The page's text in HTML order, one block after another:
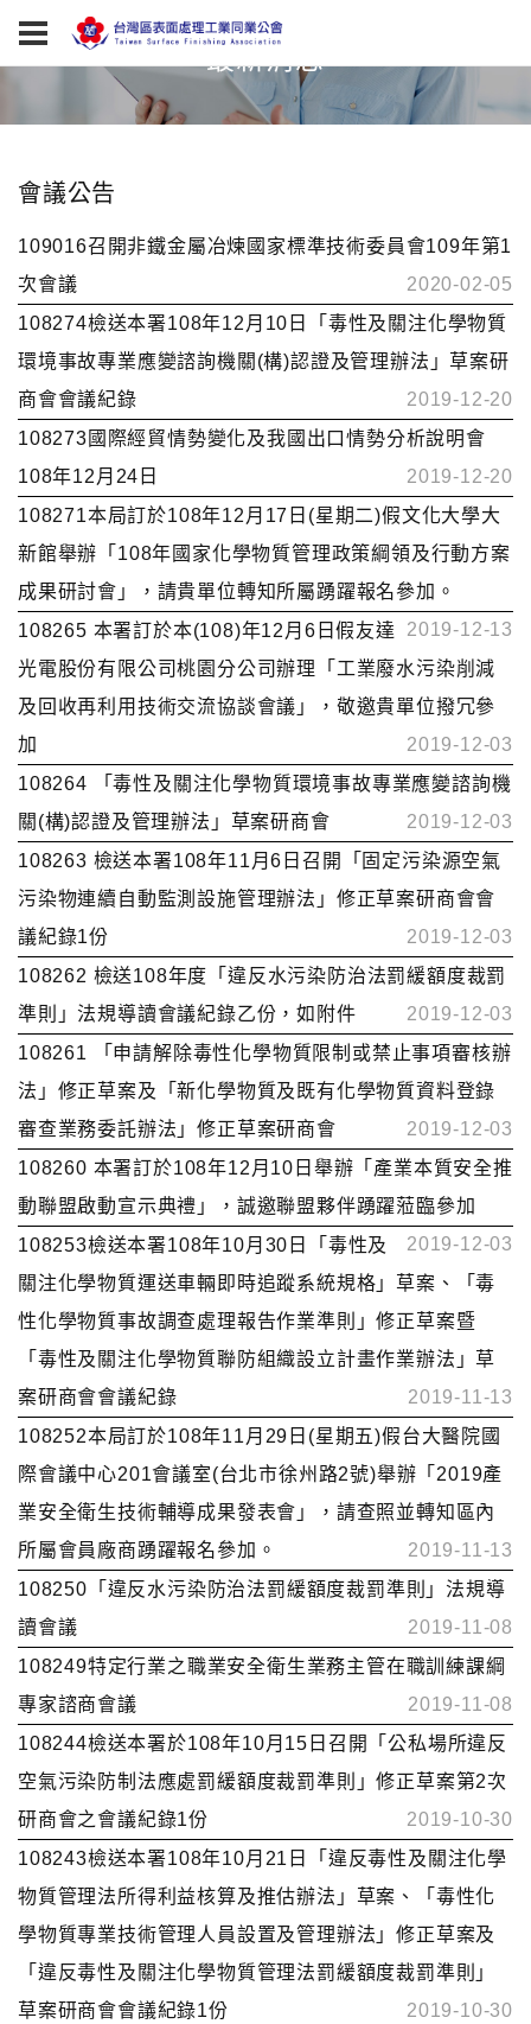
最新消息
會議公告
109016召開非鐵金屬冶煉國家標準技術委員會109年第1
次會議
2020-02-05
108274檢送本署108年12月10日「毒性及關注化學物質
環境事故專業應變諮詢機關(構)認證及管理辦法」草案研
商會會議紀錄
2019-12-20
108273國際經貿情勢變化及我國出口情勢分析說明會
108年12月24日
2019-12-20
108271本局訂於108年12月17日(星期二)假文化大學大
新館舉辦「108年國家化學物質管理政策綱領及行動方案
成果研討會」，請貴單位轉知所屬踴躍報名參加。
2019-12-13
108265 本署訂於本(108)年12月6日假友達
光電股份有限公司桃園分公司辦理「工業廢水污染削減
及回收再利用技術交流協談會議」，敬邀貴單位撥冗參
加
2019-12-03
108264 「毒性及關注化學物質環境事故專業應變諮詢機
關(構)認證及管理辦法」草案研商會
2019-12-03
108263 檢送本署108年11月6日召開「固定污染源空氣
污染物連續自動監測設施管理辦法」修正草案研商會會
議紀錄1份
2019-12-03
108262 檢送108年度「違反水污染防治法罰緩額度裁罰
準則」法規導讀會議紀錄乙份，如附件
2019-12-03
108261 「申請解除毒性化學物質限制或禁止事項審核辦
法」修正草案及「新化學物質及既有化學物質資料登錄
審查業務委託辦法」修正草案研商會
2019-12-03
108260 本署訂於108年12月10日舉辦「產業本質安全推
動聯盟啟動宣示典禮」，誠邀聯盟夥伴踴躍蒞臨參加
2019-12-03
108253檢送本署108年10月30日「毒性及
關注化學物質運送車輛即時追蹤系統規格」草案、「毒
性化學物質事故調查處理報告作業準則」修正草案暨
「毒性及關注化學物質聯防組織設立計畫作業辦法」草
案研商會會議紀錄
2019-11-13
108252本局訂於108年11月29日(星期五)假台大醫院國
際會議中心201會議室(台北市徐州路2號)舉辦「2019產
業安全衛生技術輔導成果發表會」，請查照並轉知區內
所屬會員廠商踴躍報名參加。
2019-11-13
108250「違反水污染防治法罰緩額度裁罰準則」法規導
讀會議
2019-11-08
108249特定行業之職業安全衛生業務主管在職訓練課綱
專家諮商會議
2019-11-08
108244檢送本署於108年10月15日召開「公私場所違反
空氣污染防制法應處罰緩額度裁罰準則」修正草案第2次
研商會之會議紀錄1份
2019-10-30
108243檢送本署108年10月21日「違反毒性及關注化學
物質管理法所得利益核算及推估辦法」草案、「毒性化
學物質專業技術管理人員設置及管理辦法」修正草案及
「違反毒性及關注化學物質管理法罰緩額度裁罰準則」
草案研商會會議紀錄1份
2019-10-30